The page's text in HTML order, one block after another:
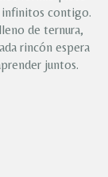
infinitos contigo.
de ternura,
rincón espera
juntos.